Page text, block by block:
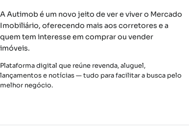
A Autimob é um novo jeito de ver e viver o Mercado
Imobiliário, oferecendo mais aos corretores e a
quem tem interesse em comprar ou vender
imóveis.
Plataforma digital que reúne revenda, aluguel,
lançamentos e notícias — tudo para facilitar a busca pelo
melhor negócio.